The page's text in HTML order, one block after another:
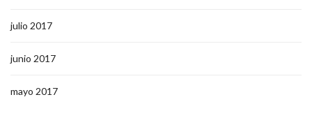
julio 2017
junio 2017
mayo 2017